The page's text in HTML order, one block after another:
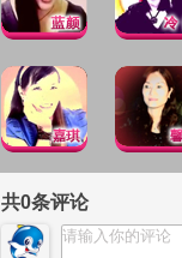
共0条评论